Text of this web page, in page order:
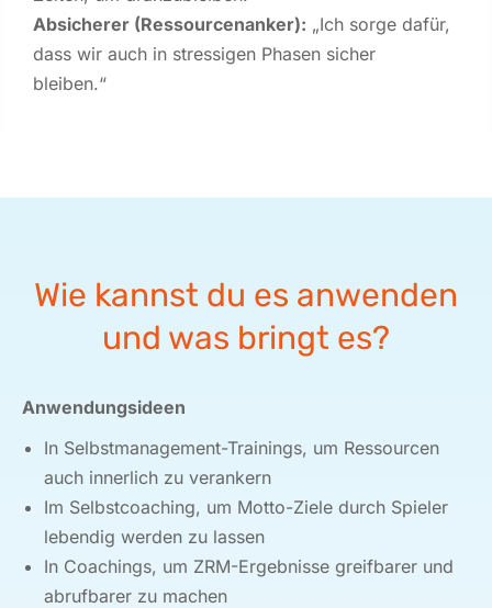
Absicherer (Ressourcenanker): „Ich sorge dafür,
dass wir auch in stressigen Phasen sicher
bleiben.“
Wie kannst du es anwenden
und was bringt es?
Anwendungsideen
In Selbstmanagement-Trainings, um Ressourcen
auch innerlich zu verankern
Im Selbstcoaching, um Motto-Ziele durch Spieler
lebendig werden zu lassen
In Coachings, um ZRM-Ergebnisse greifbarer und
abrufbarer zu machen